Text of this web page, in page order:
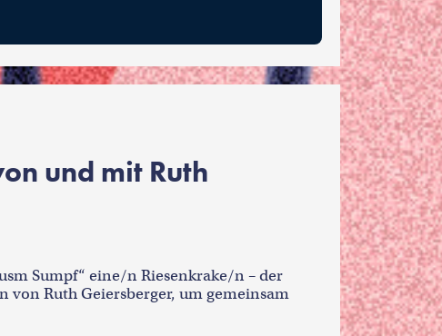
und mit Ruth
Sumpf“ eine/n Riesenkrake/n – der
von Ruth Geiersberger, um gemeinsam